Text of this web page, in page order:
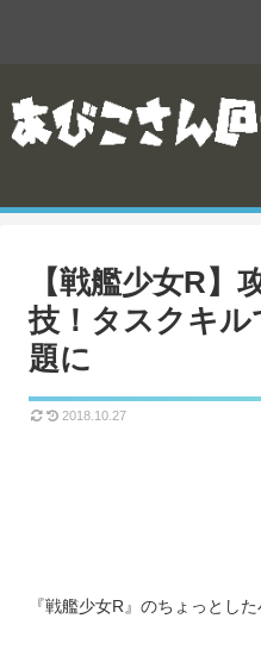
【戦艦少女R】
技！タスクキ
題に
2018.10.27
『戦艦少女R』のちょっとし